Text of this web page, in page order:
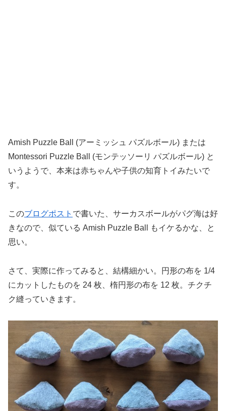
Amish Puzzle Ball (アーミッシュ パズルボール) または
Montessori Puzzle Ball (モンテッソーリ パズルボール) と
いうようで、本来は赤ちゃんや子供の知育トイみたいで
す。
このブログポスト で書いた、サーカスボールがパグ海は好
きなので、似ている Amish Puzzle Ball もイケるかな、と
思い。
さて、実際に作ってみると、結構細かい。円形の布を 1/4
にカットしたものを 24 枚、楕円形の布を 12 枚。チクチ
ク縫っていきます。